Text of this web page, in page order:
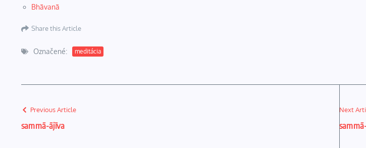
Bhāvanā
Share this Article
Označené: meditácia
Previous Article
sammā-ājīva
Next